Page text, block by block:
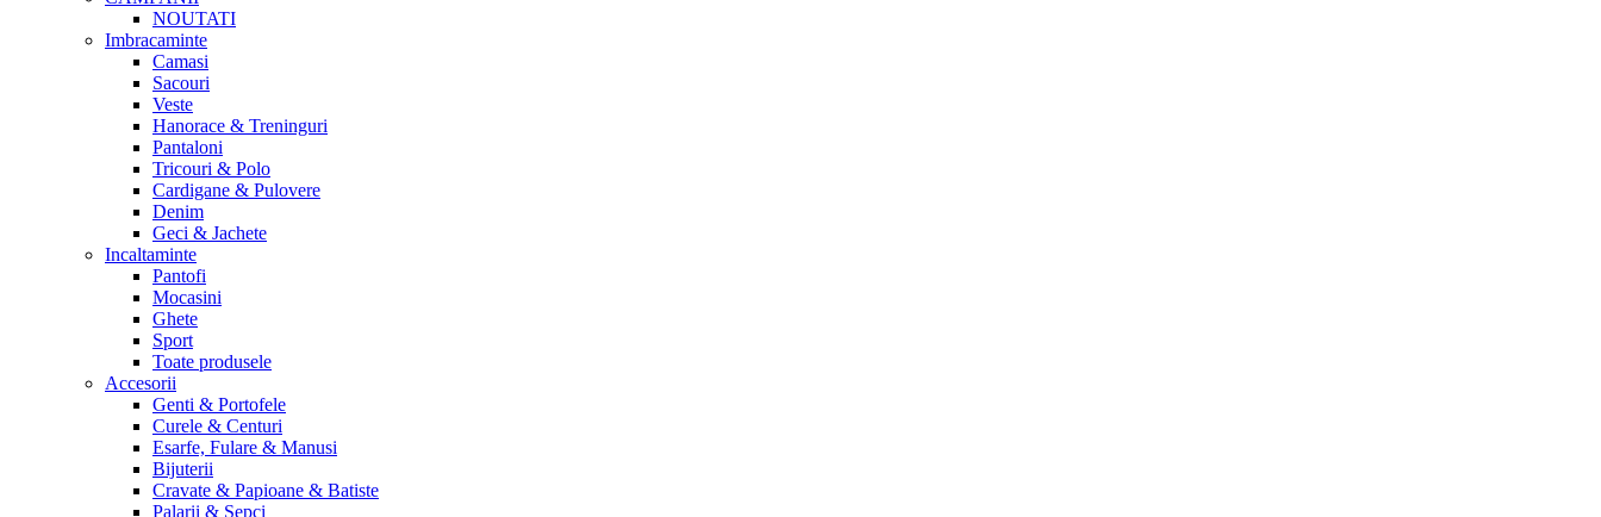
NOUTATI
Imbracaminte
Camasi
Sacouri
Veste
Hanorace & Treninguri
Pantaloni
Tricouri & Polo
Cardigane & Pulovere
Denim
Geci & Jachete
Incaltaminte
Pantofi
Mocasini
Ghete
Sport
Toate produsele
Accesorii
Genti & Portofele
Curele & Centuri
Esarfe, Fulare & Manusi
Bijuterii
Cravate & Papioane & Batiste
Palarii & Sepci